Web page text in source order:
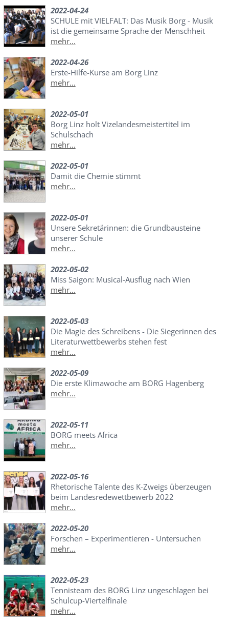
2022-04-24
SCHULE mit VIELFALT: Das Musik Borg - Musik
ist die gemeinsame Sprache der Menschheit
mehr...
2022-04-26
Erste-Hilfe-Kurse am Borg Linz
mehr...
2022-05-01
Borg Linz holt Vizelandesmeistertitel im
Schulschach
mehr...
2022-05-01
Damit die Chemie stimmt
mehr...
2022-05-01
Unsere Sekretärinnen: die Grundbausteine
unserer Schule
mehr...
2022-05-02
Miss Saigon: Musical-Ausflug nach Wien
mehr...
2022-05-03
Die Magie des Schreibens - Die Siegerinnen des
Literaturwettbewerbs stehen fest
mehr...
2022-05-09
Die erste Klimawoche am BORG Hagenberg
mehr...
2022-05-11
BORG meets Africa
mehr...
2022-05-16
Rhetorische Talente des K-Zweigs überzeugen
beim Landesredewettbewerb 2022
mehr...
2022-05-20
Forschen – Experimentieren - Untersuchen
mehr...
2022-05-23
Tennisteam des BORG Linz ungeschlagen bei
Schulcup-Viertelfinale
mehr...